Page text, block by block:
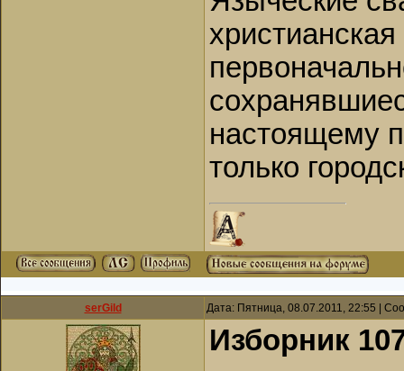
настоящему
только
serGild Дата: Пятница, 08.07.2011, 22:55 |
Изборник